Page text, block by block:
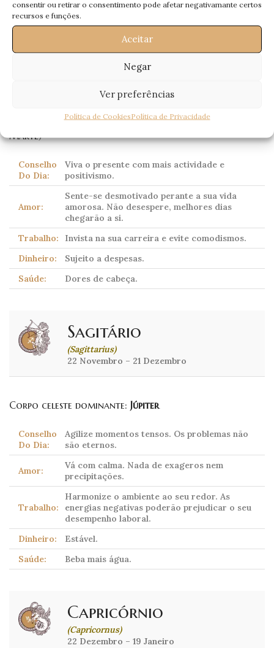
consentir ou retirar o consentimento pode afetar negativamante certos
recursos e funções.
Aceitar
Negar
Ver preferências
Política de CookiesPolítica de Privacidade
Escorpião
Corpo celeste dominante:Plutão(tradicionalmente
Marte)
Conselho
Do Dia:
Viva o presente com mais actividade e
positivismo.
Amor:
Sente-se desmotivado perante a sua vida
amorosa. Não desespere, melhores dias
chegarão a si.
Trabalho:
Invista na sua carreira e evite comodismos.
Dinheiro:
Sujeito a despesas.
Saúde:
Dores de cabeça.
Sagitário
(Sagittarius)
22 Novembro – 21 Dezembro
Corpo celeste dominante: Júpiter
Conselho
Do Dia:
Agilize momentos tensos. Os problemas não
são eternos.
Amor:
Vá com calma. Nada de exageros nem
precipitações.
Trabalho:
Harmonize o ambiente ao seu redor. As
energias negativas poderão prejudicar o seu
desempenho laboral.
Dinheiro:
Estável.
Saúde:
Beba mais água.
Capricórnio
(Capricornus)
22 Dezembro – 19 Janeiro